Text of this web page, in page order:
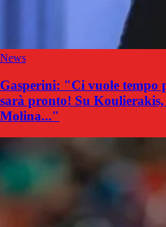
News
Gasperini: "Ci vuole tempo
sarà pronto! Su
Molina..."